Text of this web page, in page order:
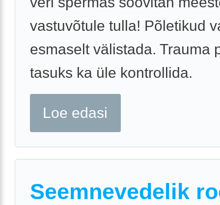
vastuvõtule tulla! Põletikud
esmaselt välistada. Trauma
tasuks ka üle kontrollida.
Loe edasi
Seemnevedelik